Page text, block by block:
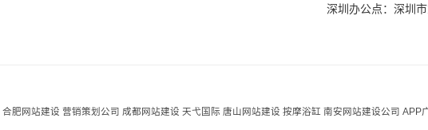
深圳办公点：深圳
合肥网站建设 营销策划公司 成都网站建设 天弋国际 唐山网站建设 按摩浴缸 南安网站建设公司 APP